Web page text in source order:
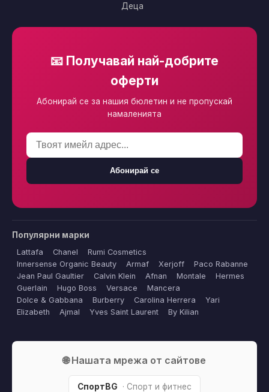
Деца
📧 Получавай най-добрите
оферти
Абонирай се за нашия бюлетин и не пропускай
намаленията
Абонирай се
Популярни марки
Lattafa Chanel
Rumi Cosmetics
Innersense Organic Beauty
Armaf Xerjoff
Paco Rabanne
Jean Paul Gaultier
Calvin Klein Afnan Montale
Hermes
Guerlain
Hugo Boss Versace
Mancera
Dolce & Gabbana
Burberry Carolina Herrera
Yari
Elizabeth
Ajmal Yves Saint Laurent By Kilian
🌐 Нашата мрежа от сайтове
СпортBG · Спорт и фитнес